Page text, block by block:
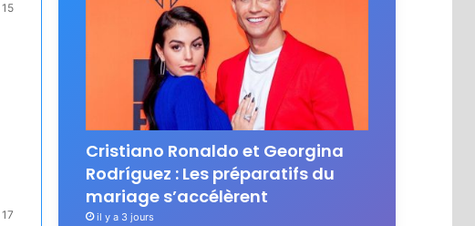
15
17
Cristiano Ronaldo et Georgina
Rodríguez : Les préparatifs du
mariage s’accélèrent
il y a 3 jours